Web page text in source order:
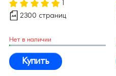
1
2300 страниц
Нет в наличии
Купить